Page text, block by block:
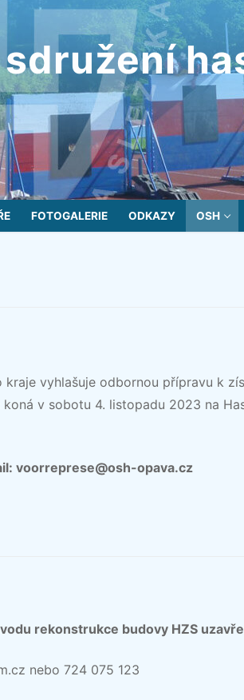
FOTOGALERIE ODKAZY OSH
kraje vyhlašuje odbornou přípravu k
v sobotu 4. listopadu 2023 na
voorreprese@osh-opava.cz
rekonstrukce budovy HZS
nebo 724 075 123